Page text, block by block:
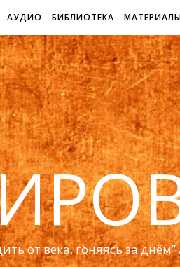
АУДИО БИБЛИОТЕКА
от века, гоняясь за